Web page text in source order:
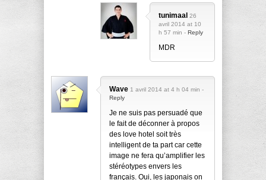
tunimaal 26
avril 2014 at 10
h 57 min - Reply
MDR
Wave 1 avril 2014 at 4 h 04 min -
Reply
Je ne suis pas persuadé que
le fait de déconner à propos
des love hotel soit très
intelligent de ta part car cette
image ne fera qu’amplifier les
stéréotypes envers les
français. Oui, les japonais on